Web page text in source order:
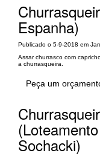
Espanha)
Publicado o 5-9-2018 em
Assar churrasco com
a churrasqueira.
Peça um
Sochacki)